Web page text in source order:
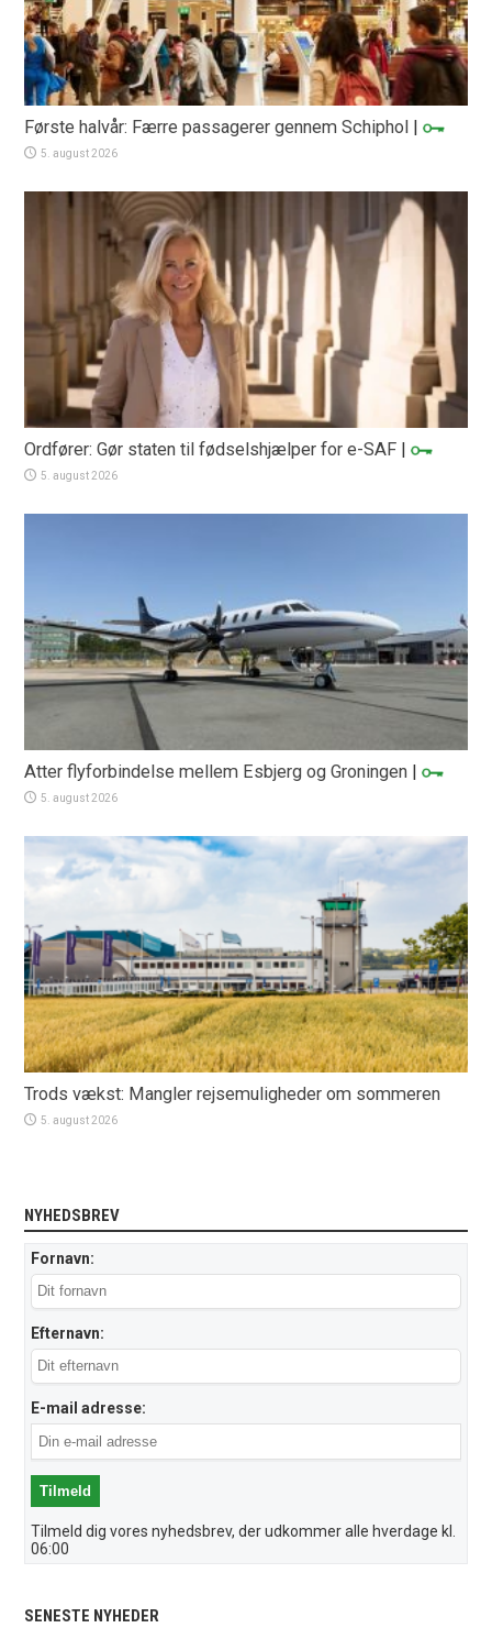
Første halvår: Færre passagerer gennem Schiphol |
5. august 2026
Ordfører: Gør staten til fødselshjælper for e-SAF |
5. august 2026
Atter flyforbindelse mellem Esbjerg og Groningen |
5. august 2026
Trods vækst: Mangler rejsemuligheder om sommeren
5. august 2026
NYHEDSBREV
Fornavn:
Efternavn:
E-mail adresse:
Tilmeld dig vores nyhedsbrev, der udkommer alle hverdage kl.
06:00
SENESTE NYHEDER